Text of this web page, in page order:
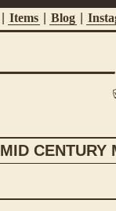
Items Blog
MID CENTURY